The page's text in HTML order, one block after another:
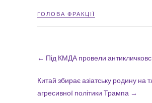
ГОЛОВА ФРАКЦІЇ
← Під КМДА провели
Китай збирає азіатську родину на
агресивної політики Трампа →